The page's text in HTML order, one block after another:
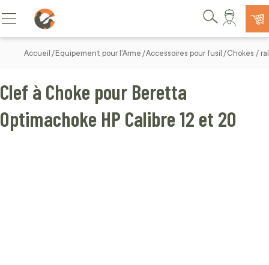
Allez au contenu
Basculer la navigation
Rechercher
Accueil Equipement pour l'Arme Accessoires pour fusil Chokes /
Clef à Choke pour Beretta
Optimachoke HP Calibre 12 et 20